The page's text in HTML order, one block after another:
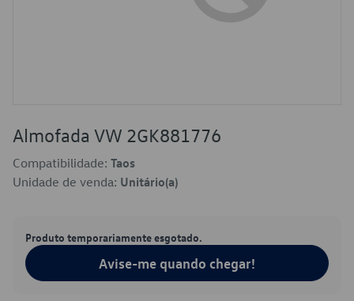
Almofada VW 2GK881776
Compatibilidade: Taos
Unidade de venda: Unitário(a)
Produto temporariamente esgotado.
Avise-me quando chegar!